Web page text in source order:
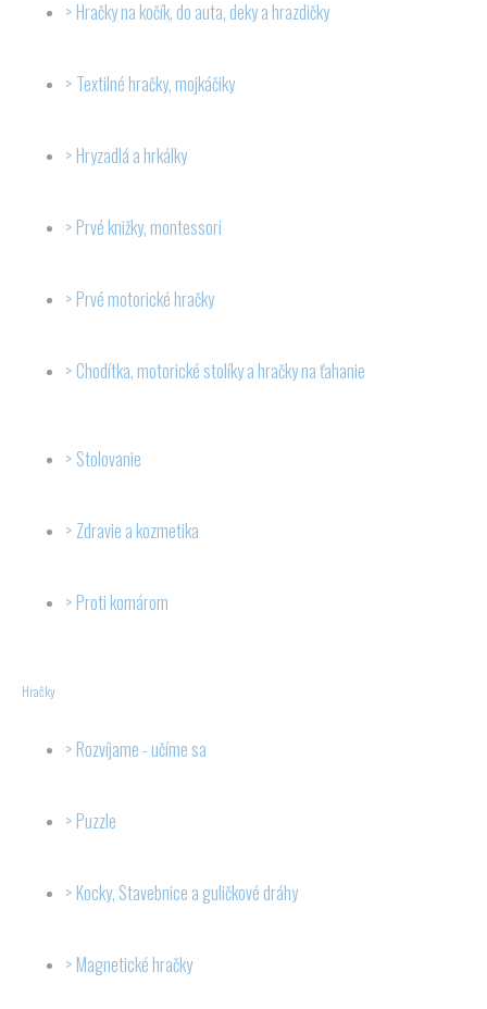
Hračky na kočík, do auta, deky a hrazdičky
Textilné hračky, mojkáčiky
Hryzadlá a hrkálky
Prvé knižky, montessori
Prvé motorické hračky
Chodítka, motorické stolíky a hračky na ťahanie
Stolovanie
Zdravie a kozmetika
Proti komárom
Hračky
Rozvíjame - učíme sa
Puzzle
Kocky, Stavebnice a guličkové dráhy
Magnetické hračky